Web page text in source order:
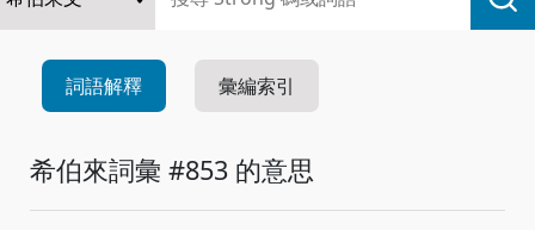
詞語解釋 彙編索引
希伯來詞彙 #853 的意思